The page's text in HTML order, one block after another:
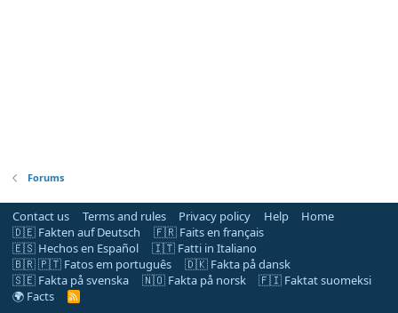
Forums
Contact us Terms and rules Privacy policy Help
Home
🇩🇪 Fakten auf Deutsch
🇫🇷 Faits en français
🇪🇸 Hechos en Español
🇮🇹 Fatti in Italiano
🇧🇷 🇵🇹 Fatos em português
🇩🇰 Fakta på dansk
🇸🇪 Fakta på svenska
🇳🇴 Fakta på norsk
🇫🇮 Faktat suomeksi
🌍 Facts
R